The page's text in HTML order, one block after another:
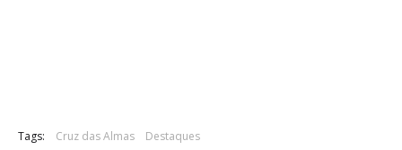
Tags: Cruz das Almas Destaques